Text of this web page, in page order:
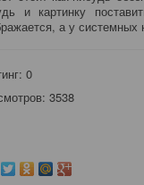
и картинку
а у системных
0
3538